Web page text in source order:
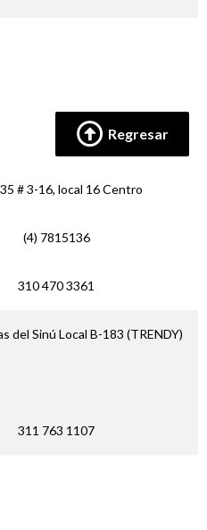
Regresar
# 3-16, local 16 Centro
(4) 7815136
310 470 3361
del Sinú Local B-183 (TRENDY)
311 763 1107